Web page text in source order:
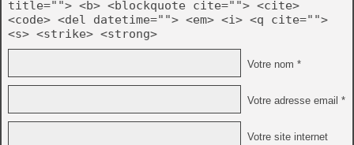
title=""> <b> <blockquote cite=""> <cite>
<code> <del datetime=""> <em> <i> <q cite="">
<s> <strike> <strong>
Votre nom *
Votre adresse email *
Votre site internet